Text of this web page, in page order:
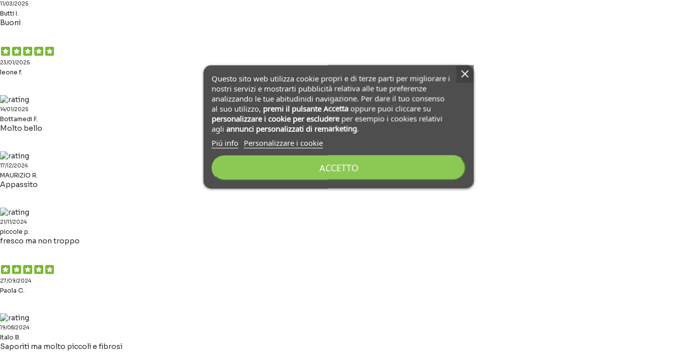
11/03/2025
Butti I.
Buoni
23/01/2025
leone f.
14/01/2025
Bottamedi F.
Molto bello
17/12/2024
MAURIZIO R.
Appassito
21/11/2024
piccole p.
fresco ma non troppo
27/09/2024
Paola C.
19/08/2024
Italo B.
Saporiti ma molto piccoli e fibrosi
Questo sito web utilizza cookie propri e di terze parti per migliorare i
nostri servizi e mostrarti pubblicità relativa alle tue preferenze
analizzando le tue abitudinidi navigazione. Per dare il tuo consenso
al suo utilizzo, premi il pulsante Accettaoppure puoi cliccare su
personalizzare i cookie per escludereper esempio i cookies relativi
agli annunci personalizzati di remarketing.
Piú info
Personalizzare i cookie
ACCETTO